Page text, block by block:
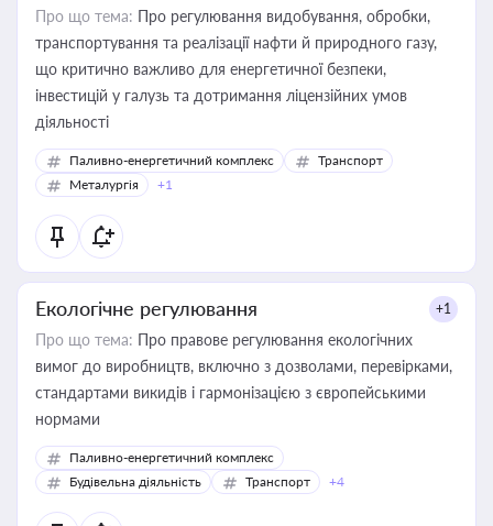
Про що тема: Про регулювання видобування, обробки,
транспортування та реалізації нафти й природного газу,
що критично важливо для енергетичної безпеки,
інвестицій у галузь та дотримання ліцензійних умов
діяльності
Паливно-енергетичний комплекс
Транспорт
Металургія
+1
Екологічне регулювання +1
Про що тема: Про правове регулювання екологічних
вимог до виробництв, включно з дозволами, перевірками,
стандартами викидів і гармонізацією з європейськими
нормами
Паливно-енергетичний комплекс
Будівельна діяльність
Транспорт +4